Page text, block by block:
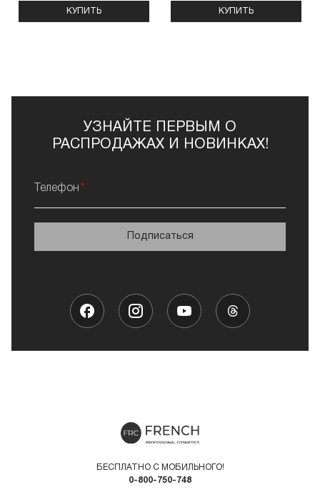
КУПИТЬ КУПИТЬ
УЗНАЙТЕ ПЕРВЫМ О
РАСПРОДАЖАХ И НОВИНКАХ!
Телефон
Подписаться
БЕСПЛАТНО С МОБИЛЬНОГО!
0-800-750-748